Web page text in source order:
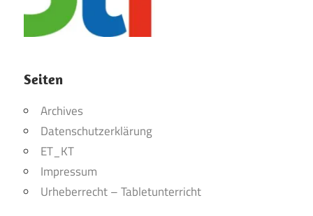
Seiten
Archives
Datenschutzerklärung
ET_KT
Impressum
Urheberrecht – Tabletunterricht